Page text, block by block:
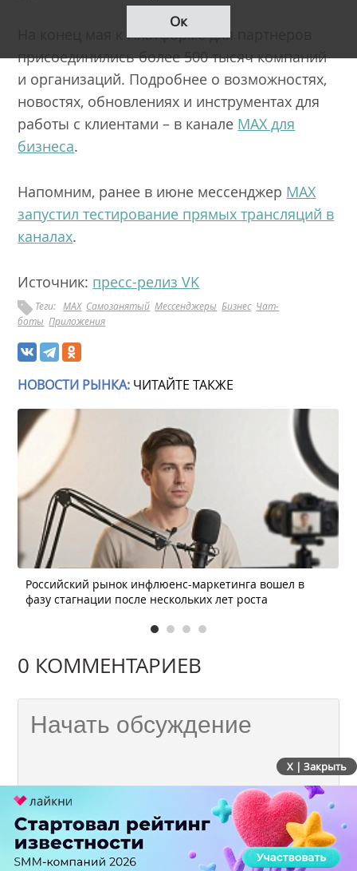
На конец мая к Платформе для партнеров
присоединились более 500 тысяч компаний
и организаций. Подробнее о возможностях,
новостях, обновлениях и инструментах для
работы с клиентами – в канале MAX для
бизнеса.
Напомним, ранее в июне мессенджер MAX
запустил тестирование прямых трансляций в
каналах.
Источник: пресс-релиз VK
Теги: MAX Самозанятый Мессенджеры Бизнес Чат-
боты Приложения
Ок
НОВОСТИ РЫНКА: ЧИТАЙТЕ ТАКЖЕ
Российский рынок инфлюенс-маркетинга вошел в
фазу стагнации после нескольких лет роста
0 КОММЕНТАРИЕВ
X | Закрыть